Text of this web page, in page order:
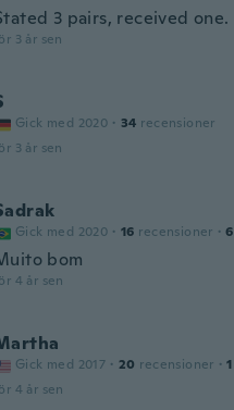
3 pairs, received one.
3 år sen
Gick med 2020 · 34 recensioner
3 år sen
Gick med 2020 · 16 recensioner · 6
bom
4 år sen
Gick med 2017 · 20 recensioner · 1
4 år sen